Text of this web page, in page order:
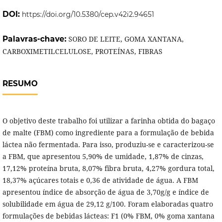
DOI: https://doi.org/10.5380/cep.v42i2.94651
Palavras-chave: SORO DE LEITE, GOMA XANTANA,
CARBOXIMETILCELULOSE, PROTEÍNAS, FIBRAS
RESUMO
O objetivo deste trabalho foi utilizar a farinha obtida do bagaço
de malte (FBM) como ingrediente para a formulação de bebida
láctea não fermentada. Para isso, produziu-se e caracterizou-se
a FBM, que apresentou 5,90% de umidade, 1,87% de cinzas,
17,12% proteína bruta, 8,07% fibra bruta, 4,27% gordura total,
18,37% açúcares totais e 0,36 de atividade de água. A FBM
apresentou índice de absorção de água de 3,70g/g e índice de
solubilidade em água de 29,12 g/100. Foram elaboradas quatro
formulações de bebidas lácteas: F1 (0% FBM, 0% goma xantana